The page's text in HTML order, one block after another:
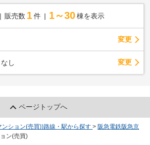
販売数 1 件 1～30 棟を表示
変更
なし 変更
ページトップへ
ンション(売買))路線・駅から探す > 阪急電鉄阪急京
ン(売買)